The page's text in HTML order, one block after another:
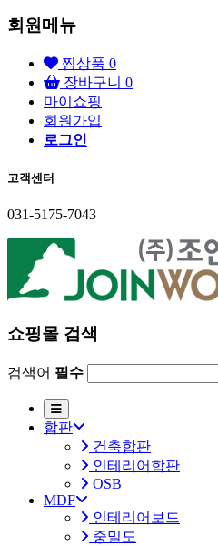
회원메뉴
찜상품 0
장바구니 0
마이쇼핑
회원가입
로그인
고객센터
031-5175-7043
쇼핑몰 검색
검색어 필수
합판
건축합판
인테리어합판
OSB
MDF
인테리어보드
중밀도